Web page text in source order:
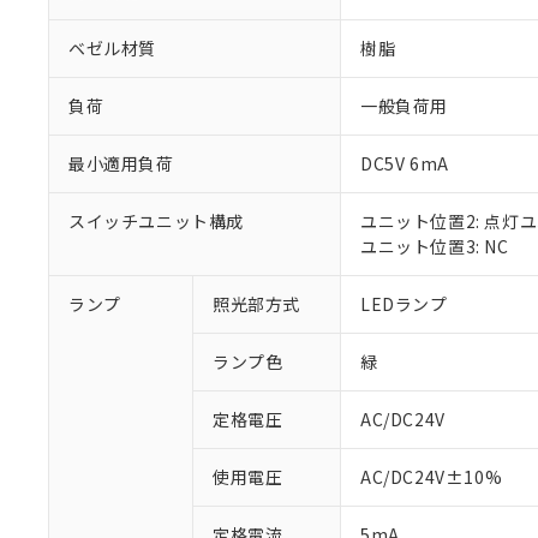
ベゼル材質 樹脂
負荷 一般負荷用
最小適用負荷 DC5V 6mA
スイッチユニット構成
ユニット位置2: 点灯
ユニット位置3: NC
ランプ 照光部方式 LEDランプ
ランプ色 緑
定格電圧 AC/DC24V
使用電圧 AC/DC24V±10%
ご利用条件
以下の条件をお読
※1 対応状況
対応予定：EU
対応予定なし：
調査・確認中：
非該当品：ライセ
※1 中国